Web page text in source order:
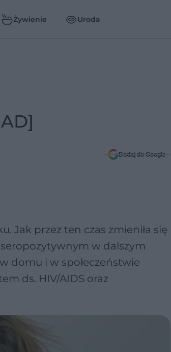
Żywienie Uroda
Dodaj do Google
Jak przez ten czas zmieniła się
w dalszym
domu i w społeczeństwie
ds. HIV/AIDS oraz